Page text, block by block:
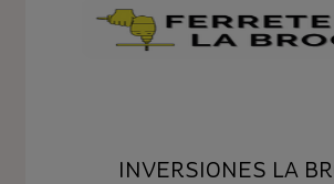
INVERSIONES LA